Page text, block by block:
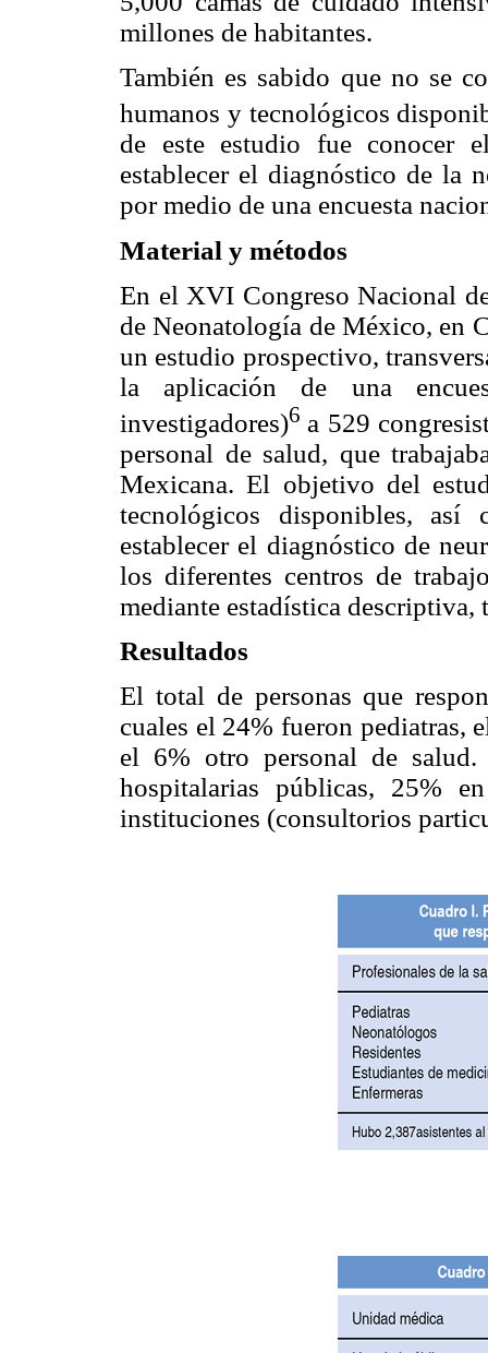
millones de habitantes.
También es sabido que no se
humanos y tecnológicos
de este estudio fue conocer
establecer el diagnóstico de la
por medio de una encuesta
Material y métodos
En el XVI Congreso Nacional
de Neonatología de México, en
un estudio prospectivo,
la aplicación de una
investigadores)6 a 529
personal de salud, que
Mexicana. El objetivo del
tecnológicos disponibles, así
establecer el diagnóstico de
los diferentes centros de
mediante estadística descriptiva,
Resultados
El total de personas que
cuales el 24% fueron pediatras,
el 6% otro personal de
hospitalarias públicas, 25%
instituciones (consultorios